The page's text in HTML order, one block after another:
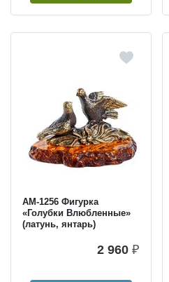
AM-1256 Фигурка
«Голубки Влюбленные»
(латунь, янтарь)
2 960 ₽